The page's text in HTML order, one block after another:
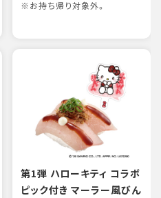
※お持ち帰り対象外。
第1弾 ハローキティ コラボ
ピック付き マーラー風びん